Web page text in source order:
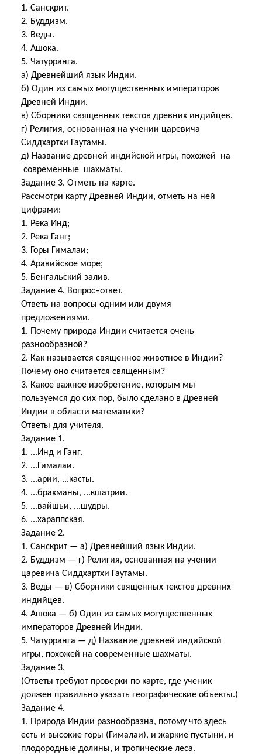
1. Санскрит.
2. Буддизм.
3. Веды.
4. Ашока.
5. Чатурранга.
а) Древнейший язык Индии.
б) Один из самых могущественных императоров
Древней Индии.
в) Сборники священных текстов древних индийцев.
г) Религия, основанная на учении царевича
Сиддхартхи Гаутамы.
д) Название древней индийской игры, похожей на
современные шахматы.
Задание 3. Отметь на карте.
Рассмотри карту Древней Индии, отметь на ней
цифрами:
1. Река Инд;
2. Река Ганг;
3. Горы Гималаи;
4. Аравийское море;
5. Бенгальский залив.
Задание 4. Вопрос–ответ.
Ответь на вопросы одним или двумя
предложениями.
1. Почему природа Индии считается очень
разнообразной?
2. Как называется священное животное в Индии?
Почему оно считается священным?
3. Какое важное изобретение, которым мы
пользуемся до сих пор, было сделано в Древней
Индии в области математики?
Ответы для учителя.
Задание 1.
1. ...Инд и Ганг.
2. ...Гималаи.
3. ...арии, ...касты.
4. ...брахманы, ...кшатрии.
5. ...вайшьи, ...шудры.
6. ...хараппская.
Задание 2.
1. Санскрит — а) Древнейший язык Индии.
2. Буддизм — г) Религия, основанная на учении
царевича Сиддхартхи Гаутамы.
3. Веды — в) Сборники священных текстов древних
индийцев.
4. Ашока — б) Один из самых могущественных
императоров Древней Индии.
5. Чатурранга — д) Название древней индийской
игры, похожей на современные шахматы.
Задание 3.
(Ответы требуют проверки по карте, где ученик
должен правильно указать географические объекты.)
Задание 4.
1. Природа Индии разнообразна, потому что здесь
есть и высокие горы (Гималаи), и жаркие пустыни, и
плодородные долины, и тропические леса.